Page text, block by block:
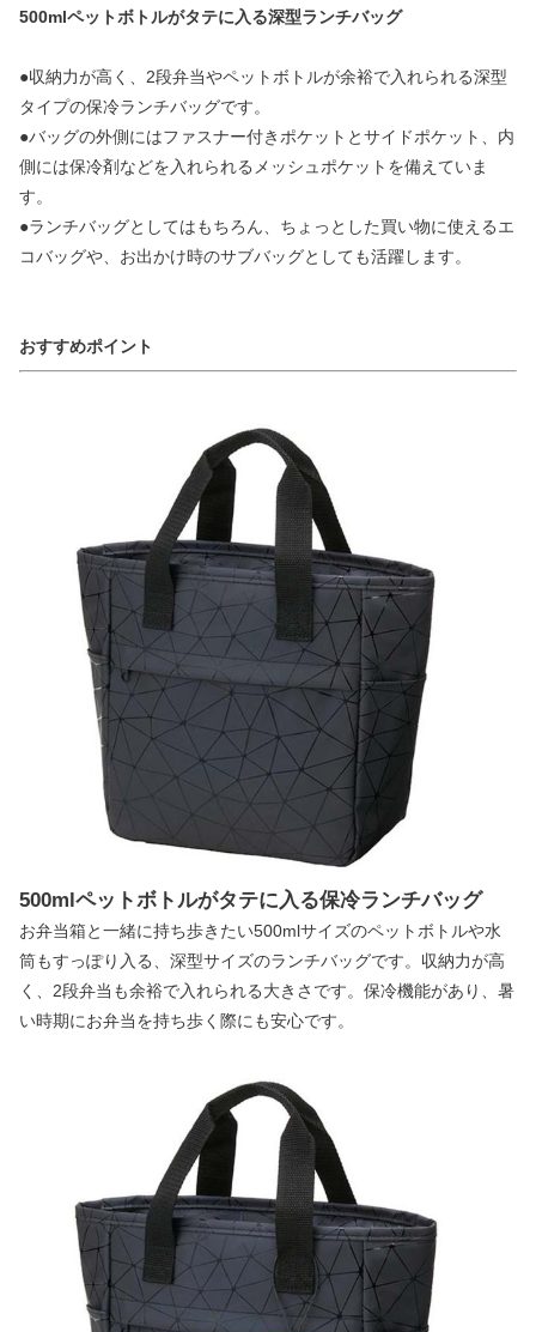
500mlペットボトルがタテに入る深型ランチバッグ
●収納力が高く、2段弁当やペットボトルが余裕で入れられる深型
タイプの保冷ランチバッグです。
●バッグの外側にはファスナー付きポケットとサイドポケット、内
側には保冷剤などを入れられるメッシュポケットを備えていま
す。
●ランチバッグとしてはもちろん、ちょっとした買い物に使えるエ
コバッグや、お出かけ時のサブバッグとしても活躍します。
おすすめポイント
500mlペットボトルがタテに入る保冷ランチバッグ
お弁当箱と一緒に持ち歩きたい500mlサイズのペットボトルや水
筒もすっぽり入る、深型サイズのランチバッグです。収納力が高
く、2段弁当も余裕で入れられる大きさです。保冷機能があり、暑
い時期にお弁当を持ち歩く際にも安心です。